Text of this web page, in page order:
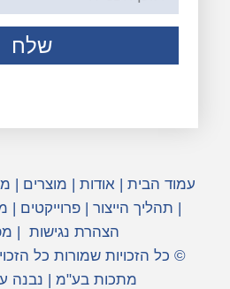
שלח
עמוד הבית | אודות | מוצרים |
| תהליך הייצור |פרוייקטים |
הצהרת נגישות |
© כל הזכויות שמורות כל
מתכות בע"מ | נבנה